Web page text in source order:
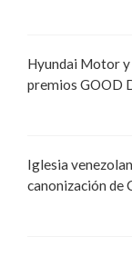
Hyundai Motor
premios GOOD
Iglesia
canonización de